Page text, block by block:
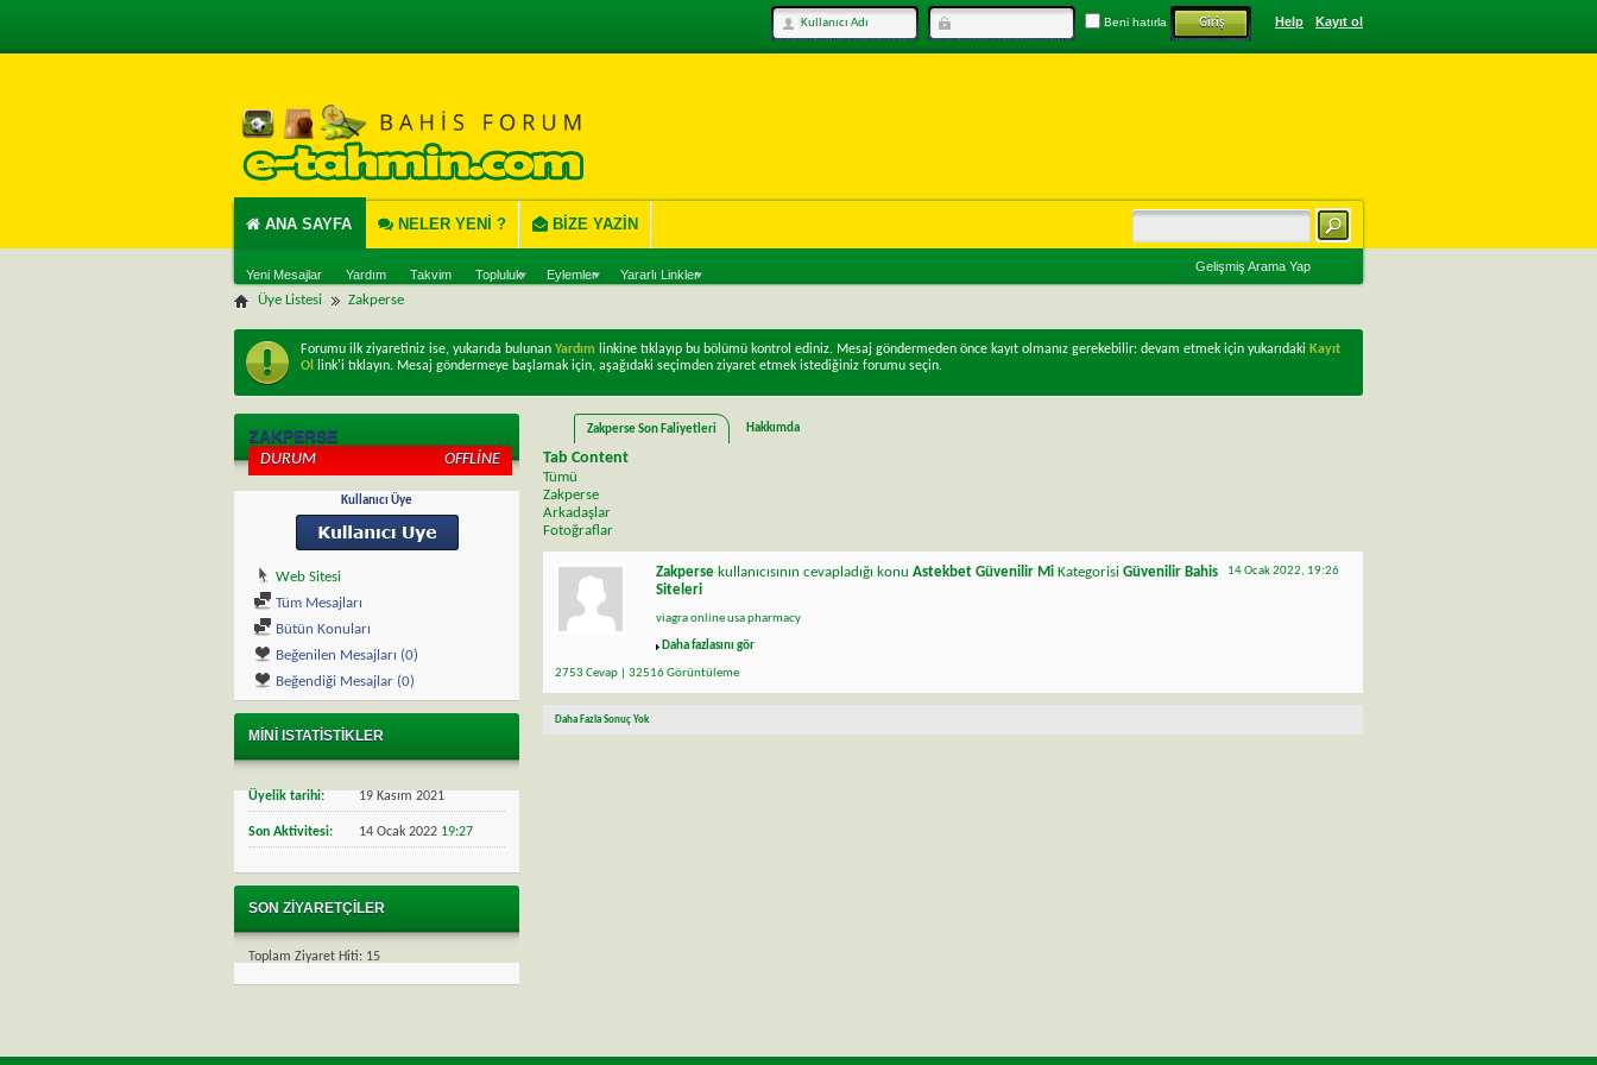
Kayıt ol
Help
Beni hatırla
ANA SAYFA
Yeni Mesajlar Yardım Takvim Topluluk Eylemler Yararlı Linkler
NELER YENI ? BIZE YAZIN
Gelişmiş Arama Yap
Üye Listesi Zakperse
Forumu ilk ziyaretiniz ise, yukarıda bulunan Yardım linkine tıklayıp bu bölümü kontrol ediniz. Mesaj göndermeden önce kayıt olmanız gerekebilir: devam etmek için yukarıdaki Kayıt
Ol
link'i tıklayın. Mesaj göndermeye başlamak için, aşağıdaki seçimden ziyaret etmek istediğiniz forumu seçin.
ZAKPERSE
DURUM OFFLINE
Kullanıcı Üye
Web Sitesi
Tüm Mesajları
Bütün Konuları
Beğenilen Mesajları (0)
Beğendiği Mesajlar (0)
MINI ISTATISTIKLER
Üyelik tarihi 19 Kasım 2021
Son Aktivitesi 14 Ocak 2022 19:27
SON ZIYARETÇILER
Toplam Ziyaret Hiti: 15
Zakperse Son Faliyetleri Hakkımda
Tab Content
Tümü
Zakperse
Arkadaşlar
Fotoğraflar
14 Ocak 2022, 19:26
Zakperse kullanıcısının cevapladığı konu Astekbet Güvenilir Mi Kategorisi Güvenilir Bahis
Siteleri
viagra online usa pharmacy
Daha fazlasını gör
2753 Cevap | 32516 Görüntüleme
Daha Fazla Sonuç Yok